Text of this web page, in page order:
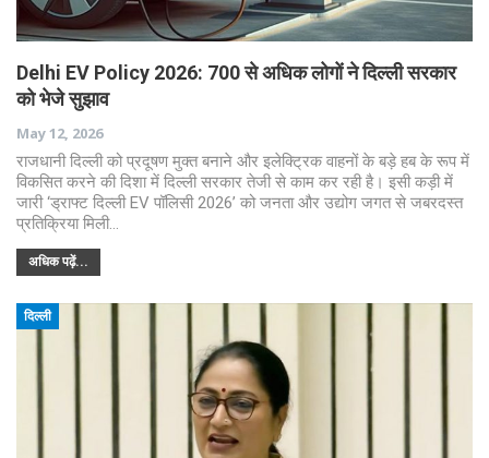
Delhi EV Policy 2026: 700 से अधिक लोगों ने दिल्ली सरकार
को भेजे सुझाव
May 12, 2026
राजधानी दिल्ली को प्रदूषण मुक्त बनाने और इलेक्ट्रिक वाहनों के बड़े हब के रूप में
विकसित करने की दिशा में दिल्ली सरकार तेजी से काम कर रही है। इसी कड़ी में
जारी ‘ड्राफ्ट दिल्ली EV पॉलिसी 2026’ को जनता और उद्योग जगत से जबरदस्त
प्रतिक्रिया मिली…
अधिक पढ़ें...
दिल्ली